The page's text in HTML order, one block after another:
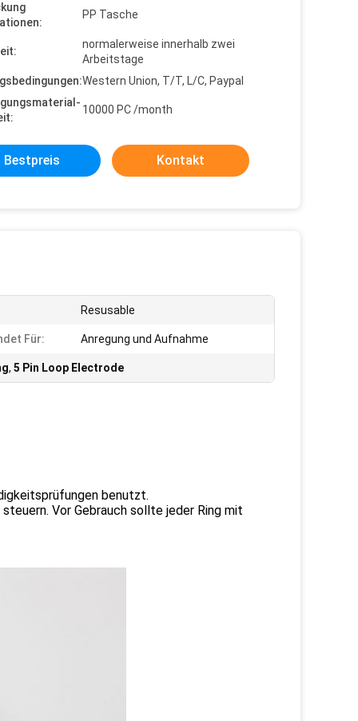
PP Tasche
normalerweise innerhalb zwei
Arbeitstage
Western Union, T/T, L/C, Paypal
10000 PC /month
Bestpreis Kontakt
Resusable
Für: Anregung und Aufnahme
, 5 Pin Loop Electrode
benutzt.
Vor Gebrauch sollte jeder Ring mit